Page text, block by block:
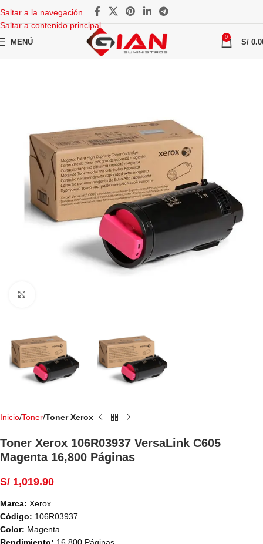
Saltar a la navegación
Saltar a contenido principal
MENÚ
0
S/
Inicio Toner Toner Xerox
Toner Xerox 106R03937 VersaLink C605
Magenta 16,800 Páginas
S/ 1,019.90
Marca: Xerox
Código: 106R03937
Color: Magenta